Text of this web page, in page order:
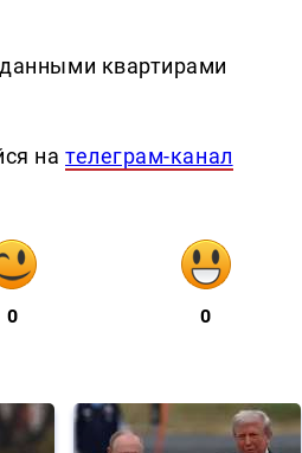
квартирами
нателеграм-канал
0 0